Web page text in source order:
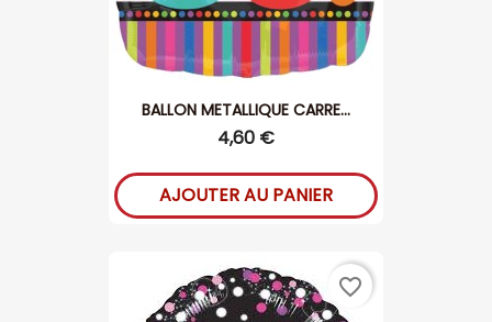
BALLON METALLIQUE CARRE...
4,60 €
AJOUTER AU PANIER
favorite_border